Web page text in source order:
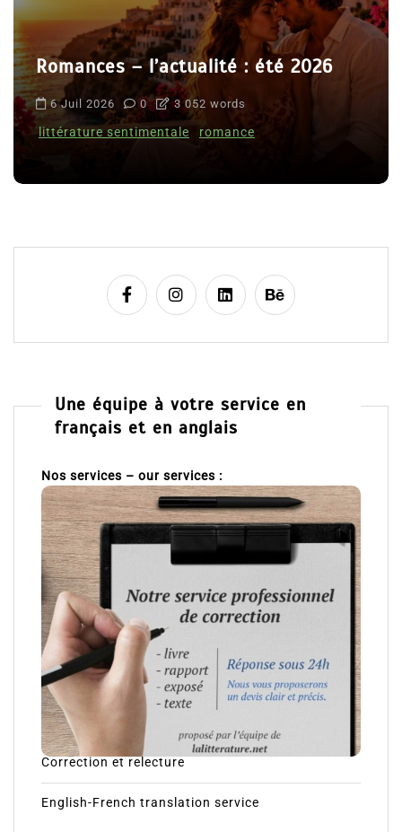
Romances – l’actualité : été 2026
6 Juil 2026 0 3 052 words
littérature sentimentale romance
Une équipe à votre service en
français et en anglais
Nos services – our services :
Correction et relecture
English-French translation service